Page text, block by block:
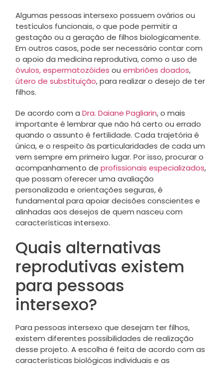
Algumas pessoas intersexo possuem ovários ou
testículos funcionais, o que pode permitir a
gestação ou a geração de filhos biologicamente.
Em outros casos, pode ser necessário contar com
o apoio da medicina reprodutiva, como o uso de
óvulos, espermatozóides ou embriões doados,
útero de substituição, para realizar o desejo de ter
filhos.
De acordo com a Dra. Daiane Pagliarin, o mais
importante é lembrar que não há certo ou errado
quando o assunto é fertilidade. Cada trajetória é
única, e o respeito às particularidades de cada um
vem sempre em primeiro lugar. Por isso, procurar o
acompanhamento de profissionais especializados,
que possam oferecer uma avaliação
personalizada e orientações seguras, é
fundamental para apoiar decisões conscientes e
alinhadas aos desejos de quem nasceu com
características intersexo.
Quais alternativas
reprodutivas existem
para pessoas
intersexo?
Para pessoas intersexo que desejam ter filhos,
existem diferentes possibilidades de realização
desse projeto. A escolha é feita de acordo com as
características biológicas individuais e as